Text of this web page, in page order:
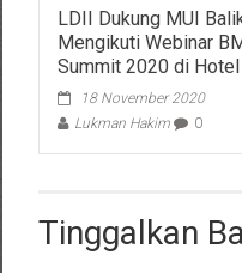
LDII Dukung MUI
Mengikuti Webinar
Summit 2020 di
18 November 2020
Lukman Hakim
0
Tinggalkan